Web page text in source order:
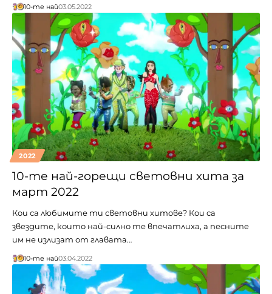
10-те най03.05.2022
2022
10-те най-горещи световни хита за
март 2022
Кои са любимите ти световни хитове? Кои са
звездите, които най-силно те впечатлиха, а песните
им не излизат от главата…
10-те най03.04.2022